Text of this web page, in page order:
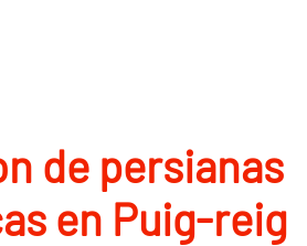
de persianas
en Puig-reig